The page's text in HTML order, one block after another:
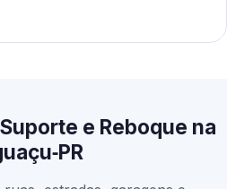
e Reboque na